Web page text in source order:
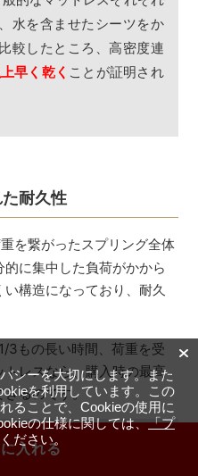
入れる
水を含ませたシーツをか
較したところ、高密度連
早く乾く ことが証明され
耐久性
を繋がったスプリング全体
に集中した負荷がかから
構造になっており、耐久
3もの長い時間、荷重を受
レスなら、購入時の最高
きるのです。
シーを大切にします。また
を利用しています。この
ることで、Cookieの使用に
の仕様に関しては、「プ
ださい。